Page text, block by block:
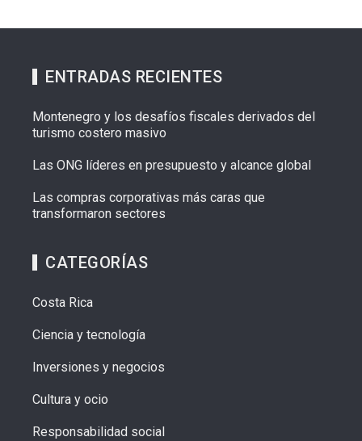
ENTRADAS RECIENTES
Montenegro y los desafíos fiscales derivados del
turismo costero masivo
Las ONG líderes en presupuesto y alcance global
Las compras corporativas más caras que
transformaron sectores
CATEGORÍAS
Costa Rica
Ciencia y tecnología
Inversiones y negocios
Cultura y ocio
Responsabilidad social